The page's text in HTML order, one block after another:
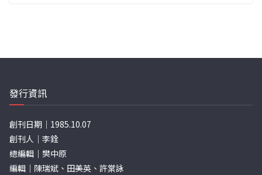
發行資訊
創刊日期｜1985.10.07
創刊人｜李銓
總編輯｜樊中原
編輯｜陳瑞斌、田美英、許棠詠